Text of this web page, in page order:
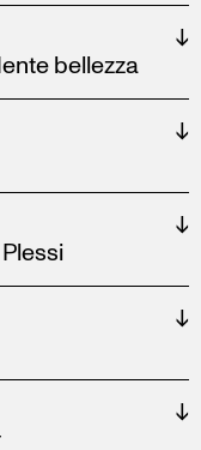
↓
bellezza
↓
↓
↓
↓